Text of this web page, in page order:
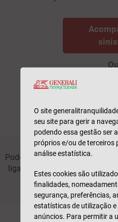
Ou
Precisa de
Pode sempre falar com o seu
ligar para a nossa linha de
durante os dias
O site
seu site para gerir a
podendo essa gestão ser
próprios e/ou de terceiros
análise estatística.
Estes cookies são
finalidades,
segurança, preferências,
estatísticas de utilização
anúncios. Para permitir a